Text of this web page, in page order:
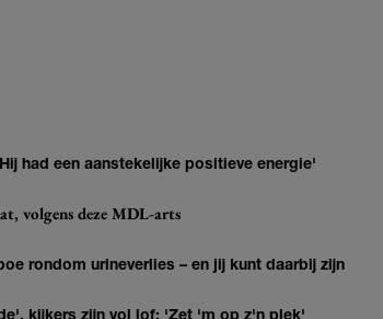
had een aanstekelijke positieve energie'
volgens deze MDL-arts
rondom urineverlies – en jij kunt daarbij zijn
kijkers zijn vol lof: 'Zet 'm op z'n plek'